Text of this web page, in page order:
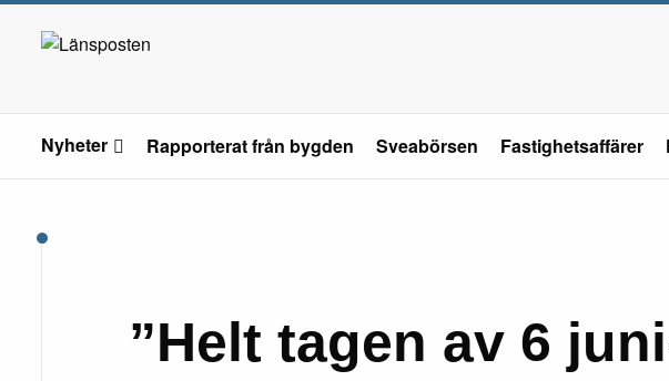
Nyheter Rapporterat från bygden Sveabörsen Fastighetsaffärer
”Helt tagen av 6